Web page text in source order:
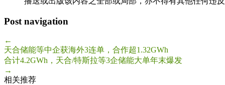
Post navigation
←
天合储能等中企获海外3连单，合作超1.32GWh
合计4.2GWh，天合/特斯拉等3企储能大单年末爆发
→
相关推荐